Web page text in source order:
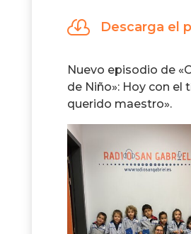
 Descarga el
Nuevo episodio de
de Niño»: Hoy con el
querido maestro».